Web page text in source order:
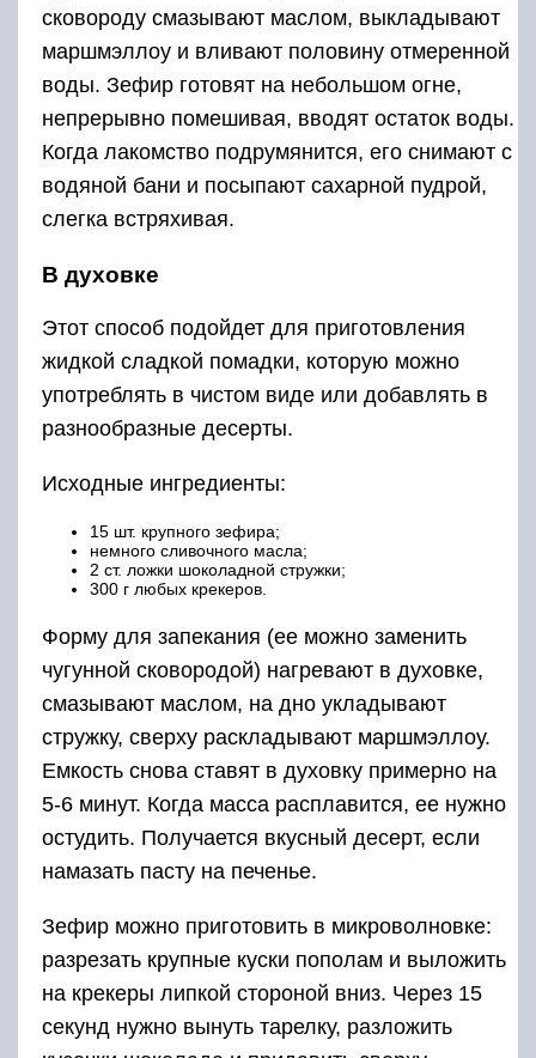
сковороду смазывают маслом, выкладывают
маршмэллоу и вливают половину отмеренной
воды. Зефир готовят на небольшом огне,
непрерывно помешивая, вводят остаток воды.
Когда лакомство подрумянится, его снимают с
водяной бани и посыпают сахарной пудрой,
слегка встряхивая.
В духовке
Этот способ подойдет для приготовления
жидкой сладкой помадки, которую можно
употреблять в чистом виде или добавлять в
разнообразные десерты.
Исходные ингредиенты:
15 шт. крупного зефира;
немного сливочного масла;
2 ст. ложки шоколадной стружки;
300 г любых крекеров.
Форму для запекания (ее можно заменить
чугунной сковородой) нагревают в духовке,
смазывают маслом, на дно укладывают
стружку, сверху раскладывают маршмэллоу.
Емкость снова ставят в духовку примерно на
5-6 минут. Когда масса расплавится, ее нужно
остудить. Получается вкусный десерт, если
намазать пасту на печенье.
Зефир можно приготовить в микроволновке:
разрезать крупные куски пополам и выложить
на крекеры липкой стороной вниз. Через 15
секунд нужно вынуть тарелку, разложить